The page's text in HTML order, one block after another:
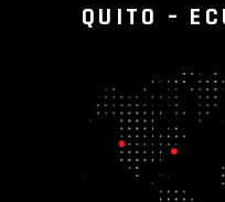
QUITO –